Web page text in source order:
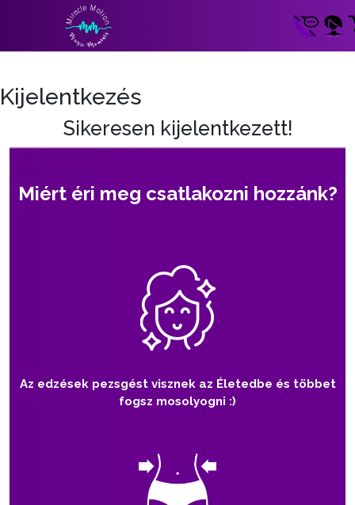
Kijelentkezés
Sikeresen kijelentkezett!
Miért éri meg csatlakozni hozzánk?
Az edzések pezsgést visznek az Életedbe és többet
fogsz mosolyogni :)